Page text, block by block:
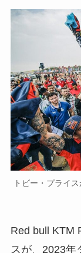
トビー・プライ
Red bull KTM
スが、2023年